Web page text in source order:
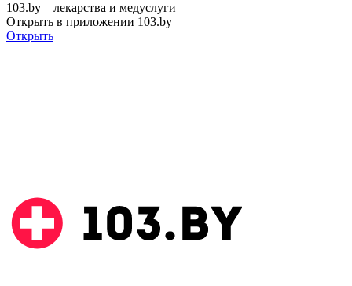
103.by – лекарства и медуслуги
Открыть в приложении 103.by
Открыть